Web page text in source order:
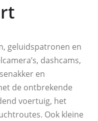
geluidspatronen en
dashcams,
en
de ontbrekende
voertuig, het
Ook kleine